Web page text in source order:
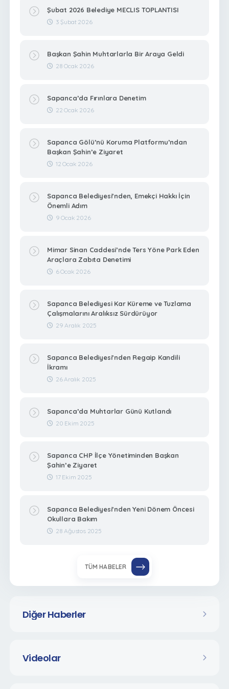
Diğer Haberler
Videolar
Şubat 2026 Belediye MECLIS TOPLANTISI
3 Şubat 2026
Başkan Şahin Muhtarlarla Bir Araya Geldi
28 Ocak 2026
Sapanca’da Fırınlara Denetim
22 Ocak 2026
Sapanca Gölü’nü Koruma Platformu’ndan
Başkan Şahin’e Ziyaret
12 Ocak 2026
Sapanca Belediyesi’nden, Emekçi Hakkı İçin
Önemli Adım
9 Ocak 2026
Mimar Sinan Caddesi’nde Ters Yöne Park Eden
Araçlara Zabıta Denetimi
6 Ocak 2026
Sapanca Belediyesi Kar Küreme ve Tuzlama
Çalışmalarını Aralıksız Sürdürüyor
29 Aralık 2025
Sapanca Belediyesi’nden Regaip Kandili
İkramı
26 Aralık 2025
Sapanca’da Muhtarlar Günü Kutlandı
20 Ekim 2025
Sapanca CHP İlçe Yönetiminden Başkan
Şahin’e Ziyaret
17 Ekim 2025
Sapanca Belediyesi’nden Yeni Dönem Öncesi
Okullara Bakım
28 Ağustos 2025
TÜM HABELER